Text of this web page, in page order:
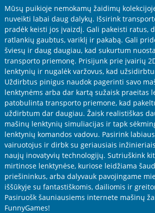
Mūsų puikioje nemokamų žaidimų
nuveikti labai daug dalykų. Išsirink
pradėk keisti jos įvaizdį. Gali pakeisti ratus,
ratlankių gaubtus, variklį ir pakabą. Gali
šviesų ir daug daugiau, kad sukurtum
transporto priemonę. Prisijunk prie įvairių
lenktynių ir nugalėk varžovus, kad
Uždirbtus pinigus naudok pagerinti savo
lenktynėms arba dar kartą sužaisk praeitas
patobulinta transporto priemone, kad
uždirbtum dar daugiau. Žaisk realistiškas
mašinų lenktynių simuliacijas ir tapk
lenktynių komandos vadovu. Pasirink
vairuotojus ir dirbk su geriausiais
naujų inovatyvių technologijų. Sutriuškink
mirtinose lenktynėse, kuriose leidžiama
priešininkus, arba dalyvauk pavojingame
iššūkyje su fantastiškomis, dailiomis ir
Pasiruošk šauniausiems internete mašinų
FunnyGames!